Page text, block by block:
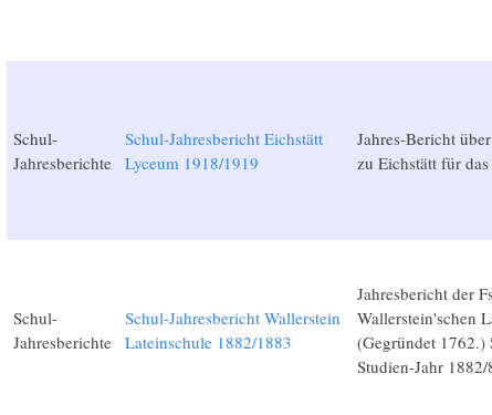
Schul-
Jahresberichte
Schul-Jahresbericht Eichstätt
Lyceum 1918/1919
Jahres-Bericht
zu Eichstätt für
Schul-
Jahresberichte
Schul-Jahresbericht Wallerstein
Lateinschule 1882/1883
Jahresbericht der
Wallerstein'schen
(Gegründet 1762.)
Studien-Jahr 1882/